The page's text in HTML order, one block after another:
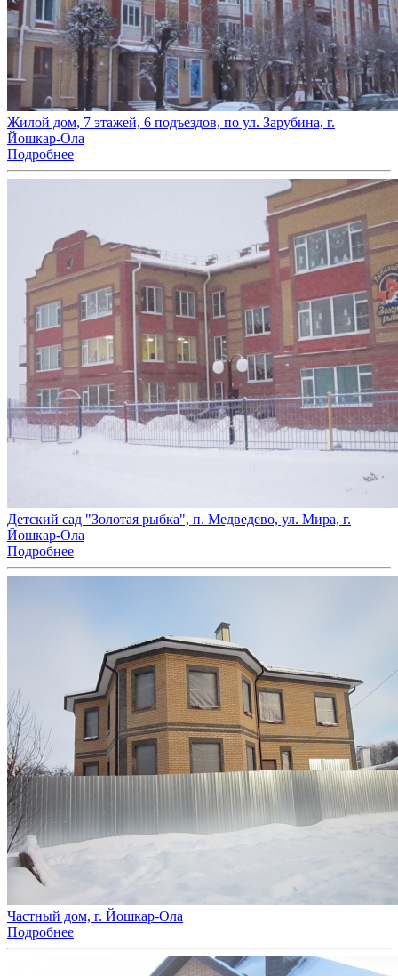
Жилой дом, 7 этажей, 6 подъездов, по ул. Зарубина, г.
Йошкар-Ола
Подробнее
Детский сад "Золотая рыбка", п. Медведево, ул. Мира, г.
Йошкар-Ола
Подробнее
Частный дом, г. Йошкар-Ола
Подробнее